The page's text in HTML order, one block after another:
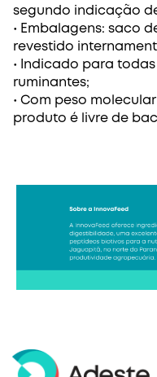
segundo indicação
• Embalagens: saco
revestido
• Indicado para
ruminantes;
• Com peso
produto é livre de